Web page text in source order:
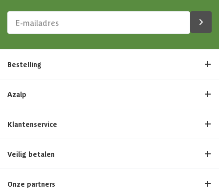
Bestelling
Azalp
Klantenservice
Veilig betalen
Onze partners